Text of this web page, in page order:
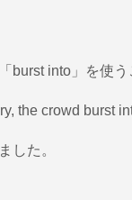
burst into」を使
the crowd burst
した。